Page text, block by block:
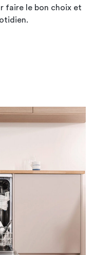
faire le bon choix et